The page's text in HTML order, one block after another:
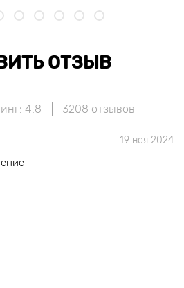
ОТЗЫВ
4.8 3208 отзывов
19 ноя 2024